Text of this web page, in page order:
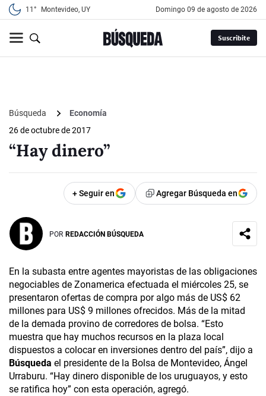
11° Montevideo, UY domingo 09 de agosto de 2026
Suscribite
Búsqueda
Economía
26 de octubre de 2017
“Hay dinero”
+ Seguir en Agregar Búsqueda en
POR REDACCIÓN BÚSQUEDA
En la subasta entre agentes mayoristas de las obligaciones
negociables de Zonamerica efectuada el miércoles 25, se
presentaron ofertas de compra por algo más de US$ 62
millones para US$ 9 millones ofrecidos. Más de la mitad
de la demada provino de corredores de bolsa. “Esto
muestra que hay muchos recursos en la plaza local
dispuestos a colocar en inversiones dentro del país”, dijo a
Búsqueda el presidente de la Bolsa de Montevideo, Ángel
Urraburu. “Hay dinero disponible de los uruguayos, y esto
se ratifica hoy” con esta operación, agregó.